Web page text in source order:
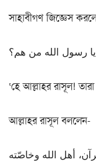
সাহাবীগণ জিজ্ঞেস
يا رسول الله من هم؟
‘হে আল্লাহর রাসূল! তারা
আল্লাহর রাসূল বললেন-
أهل الله وخاصّته